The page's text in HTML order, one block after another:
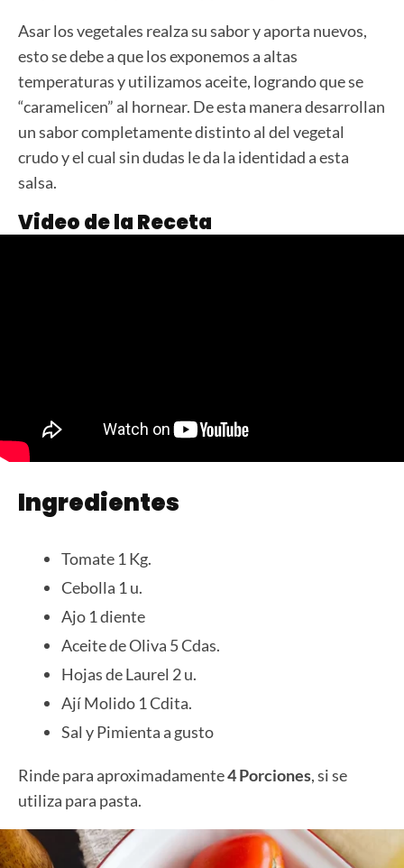
Asar los vegetales realza su sabor y aporta nuevos,
esto se debe a que los exponemos a altas
temperaturas y utilizamos aceite, logrando que se
“caramelicen” al hornear. De esta manera desarrollan
un sabor completamente distinto al del vegetal
crudo y el cual sin dudas le da la identidad a esta
salsa.
Video de la Receta
Ingredientes
Tomate 1 Kg.
Cebolla 1 u.
Ajo 1 diente
Aceite de Oliva 5 Cdas.
Hojas de Laurel 2 u.
Ají Molido 1 Cdita.
Sal y Pimienta a gusto
Rinde para aproximadamente4 Porciones, si se
utiliza para pasta.